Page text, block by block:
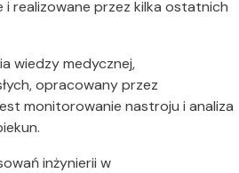
realizowane przez kilka ostatnich
wiedzy medycznej,
opracowany przez
monitorowanie nastroju i analiza
inżynierii w